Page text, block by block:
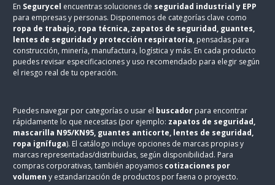
En Segurycel encuentras soluciones de seguridad industrial y EPP
para empresas y personas. Disponemos de categorías clave como
ropa de trabajo, ropa técnica, zapatos de seguridad, guantes,
lentes de seguridad y protección respiratoria, pensadas para
construcción, minería, manufactura, logística y más. En cada producto
puedes revisar especificaciones y uso recomendado para elegir según
el riesgo real de tu operación.
Puedes navegar por categorías o usar el buscador para encontrar
rápidamente lo que necesitas (por ejemplo: zapatos de seguridad,
mascarilla N95/KN95, guantes anticorte, lentes de seguridad,
ropa ignífuga). El catálogo incluye opciones de marcas propias y
marcas representadas/distribuidas, según disponibilidad. Para
compras corporativas, también apoyamos cotizaciones por
volumen y estandarización de productos por faena o proyecto.